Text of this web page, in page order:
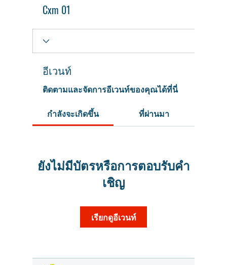
Cxm 01
อีเวนท์
ติดตามและจัดการอีเวนท์ของคุณได้ที่นี่
กำลังจะเกิดขึ้น
ที่ผ่านมา
ยังไม่มีบัตรหรือการตอบรับคำ
เชิญ
เรียกดูอีเวนท์